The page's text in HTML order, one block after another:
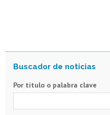
Por título o palabra clave